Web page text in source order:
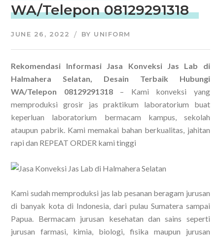
WA/Telepon 08129291318
JUNE 26, 2022 BY UNIFORM
Rekomendasi Informasi Jasa Konveksi Jas Lab di
Halmahera Selatan, Desain Terbaik Hubungi
WA/Telepon 08129291318– Kami konveksi yang
memproduksi grosir jas praktikum laboratorium buat
keperluan laboratorium bermacam kampus, sekolah
ataupun pabrik. Kami memakai bahan berkualitas, jahitan
rapi dan REPEAT ORDER kami tinggi
Kami sudah memproduksi jas lab pesanan beragam jurusan
di banyak kota di Indonesia, dari pulau Sumatera sampai
Papua. Bermacam jurusan kesehatan dan sains seperti
jurusan farmasi, kimia, biologi, fisika maupun jurusan